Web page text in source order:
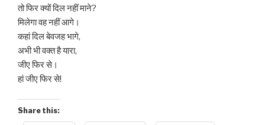
तो फिर क्यों दिल नहीं माने?
मिलेगा वह नहीं आगे।
कहां दिल बेवजह भागे,
अभी भी वक्त है यारा,
जीए फिर से।
हां जीए फिर से!
Share this: